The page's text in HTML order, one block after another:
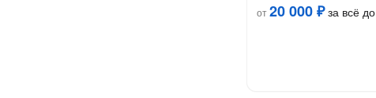
от20 000 ₽за всё